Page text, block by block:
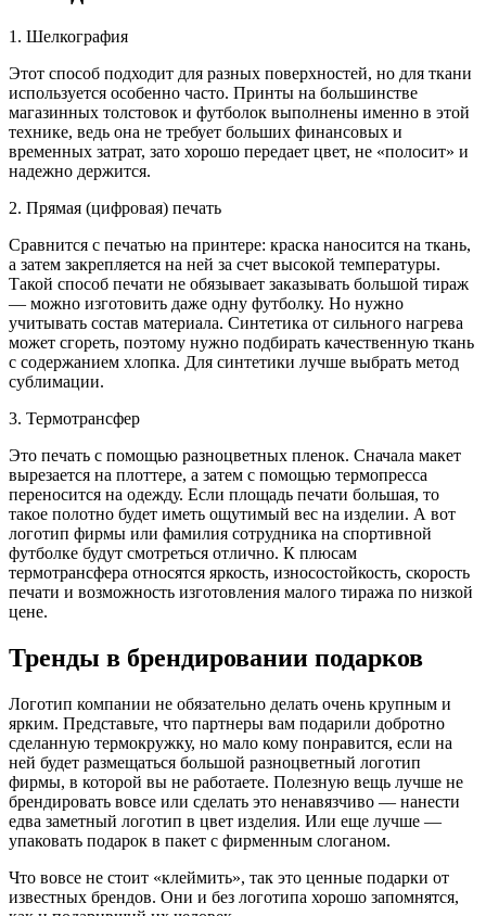
1. Шелкография
Этот способ подходит для разных поверхностей, но для ткани
используется особенно часто. Принты на большинстве
магазинных толстовок и футболок выполнены именно в этой
технике, ведь она не требует больших финансовых и
временных затрат, зато хорошо передает цвет, не «полосит» и
надежно держится.
2. Прямая (цифровая) печать
Сравнится с печатью на принтере: краска наносится на ткань,
а затем закрепляется на ней за счет высокой температуры.
Такой способ печати не обязывает заказывать большой тираж
— можно изготовить даже одну футболку. Но нужно
учитывать состав материала. Синтетика от сильного нагрева
может сгореть, поэтому нужно подбирать качественную ткань
с содержанием хлопка. Для синтетики лучше выбрать метод
сублимации.
3. Термотрансфер
Это печать с помощью разноцветных пленок. Сначала макет
вырезается на плоттере, а затем с помощью термопресса
переносится на одежду. Если площадь печати большая, то
такое полотно будет иметь ощутимый вес на изделии. А вот
логотип фирмы или фамилия сотрудника на спортивной
футболке будут смотреться отлично. К плюсам
термотрансфера относятся яркость, износостойкость, скорость
печати и возможность изготовления малого тиража по низкой
цене.
Тренды в брендировании подарков
Логотип компании не обязательно делать очень крупным и
ярким. Представьте, что партнеры вам подарили добротно
сделанную термокружку, но мало кому понравится, если на
ней будет размещаться большой разноцветный логотип
фирмы, в которой вы не работаете. Полезную вещь лучше не
брендировать вовсе или сделать это ненавязчиво — нанести
едва заметный логотип в цвет изделия. Или еще лучше —
упаковать подарок в пакет с фирменным слоганом.
Что вовсе не стоит «клеймить», так это ценные подарки от
известных брендов. Они и без логотипа хорошо запомнятся,